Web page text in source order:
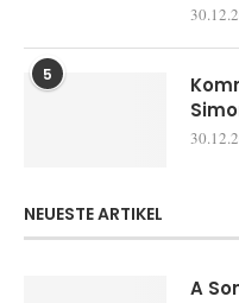
5
NEUESTE ARTIKEL
A